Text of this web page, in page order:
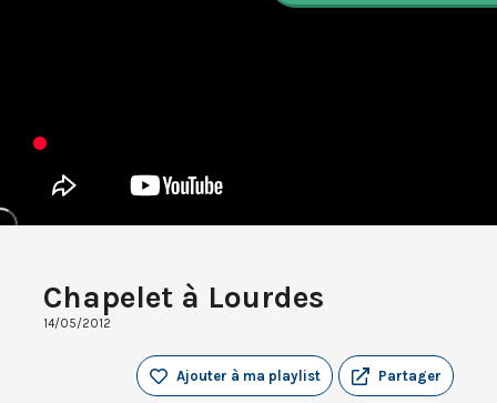
Chapelet à Lourdes
14/05/2012
Partager
Ajouter à ma playlist